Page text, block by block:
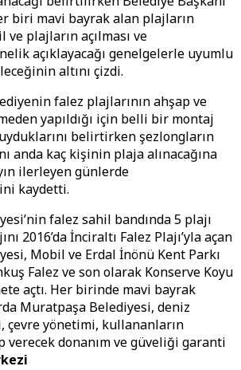
biri mavi bayrak alan plajların
ve plajların açılması ve
açıklayacağı genelgelerle uyumlu
altını çizdi.
falez plajlarının ahşap ve
yapıldığı için belli bir montaj
belirtirken şezlongların
anda kaç kişinin plaja alınacağına
ilerleyen günlerde
kaydetti.
falez sahil bandında 5 plajı
2016’da İnciraltı Falez Plajı’yla açan
Mobil ve Erdal İnönü Kent Parkı
Falez ve son olarak Konserve Koyu
açtı. Her birinde mavi bayrak
Muratpaşa Belediyesi, deniz
çevre yönetimi, kullananların
verecek donanım ve güveliği garanti